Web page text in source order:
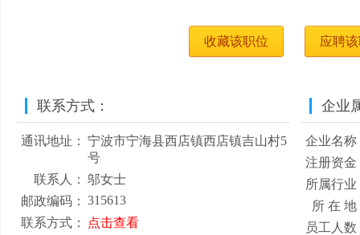
收藏该职位 应聘
联系方式：
通讯地址：
宁波市宁海县西店镇西店镇吉山村5
号
联系人：
邬女士
邮政编码：
315613
联系方式：
点击查看
企业
企业名称
注册资金
所属行业
所 在 地
员工人数